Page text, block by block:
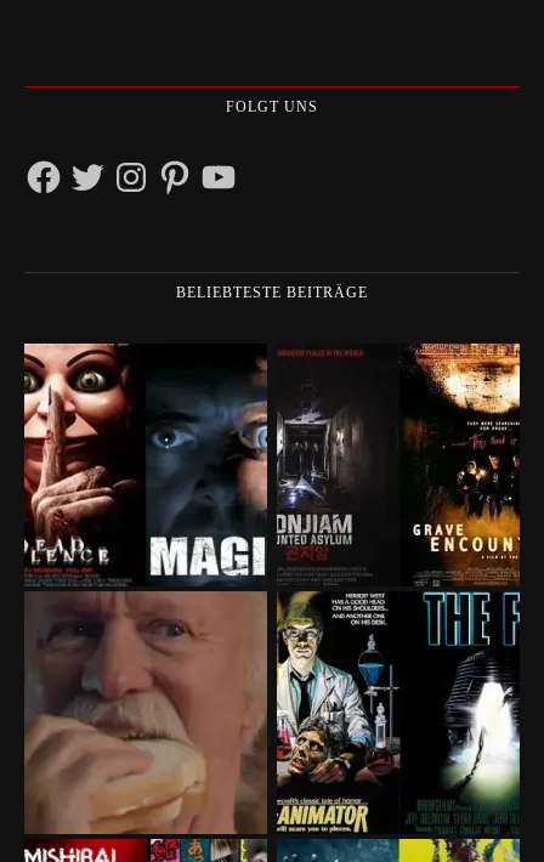
FOLGT UNS
FacebookTwitterInstagramPinterestYouTube
BELIEBTESTE BEITRÄGE